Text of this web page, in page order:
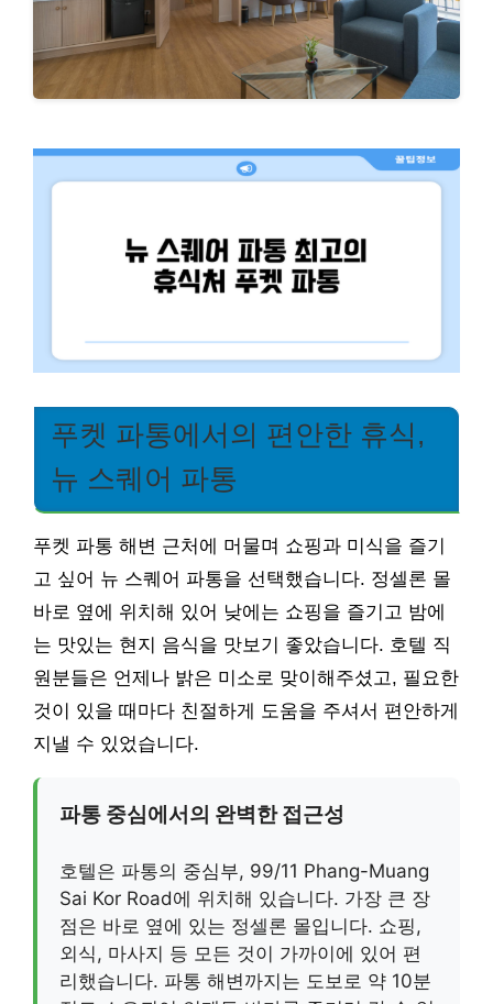
푸켓 파통에서의 편안한 휴식,
뉴 스퀘어 파통
푸켓 파통 해변 근처에 머물며 쇼핑과 미식을 즐기
고 싶어 뉴 스퀘어 파통을 선택했습니다. 정셀론 몰
바로 옆에 위치해 있어 낮에는 쇼핑을 즐기고 밤에
는 맛있는 현지 음식을 맛보기 좋았습니다. 호텔 직
원분들은 언제나 밝은 미소로 맞이해주셨고, 필요한
것이 있을 때마다 친절하게 도움을 주셔서 편안하게
지낼 수 있었습니다.
파통 중심에서의 완벽한 접근성
호텔은 파통의 중심부, 99/11 Phang-Muang
Sai Kor Road에 위치해 있습니다. 가장 큰 장
점은 바로 옆에 있는 정셀론 몰입니다. 쇼핑,
외식, 마사지 등 모든 것이 가까이에 있어 편
리했습니다. 파통 해변까지는 도보로 약 10분